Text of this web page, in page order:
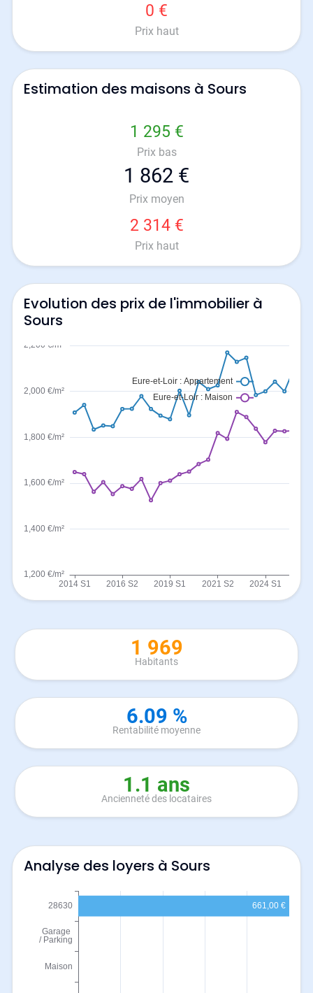
0 €
Prix haut
Estimation des maisons à Sours
1 295 €
Prix bas
1 862 €
Prix moyen
2 314 €
Prix haut
Evolution des prix de l'immobilier à
Sours
1 969
Habitants
6.09 %
Rentabilité moyenne
1.1 ans
Ancienneté des locataires
Analyse des loyers à Sours